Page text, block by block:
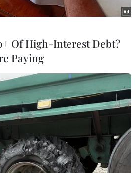
Trắng.
Of High-Interest Debt?
Paying